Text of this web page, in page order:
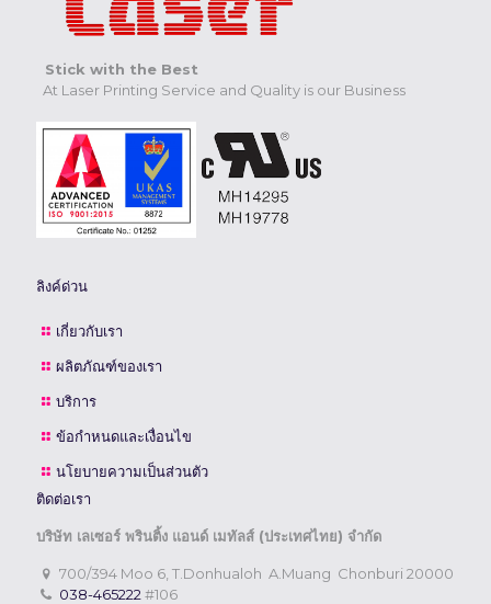
Stick with the Best
At Laser Printing Service and Quality is our Business
ลิงค์ด่วน
เกี่ยวกับเรา
ผลิตภัณฑ์ของเรา
บริการ
ข้อกำหนดและเงื่อนไข
นโยบายความเป็นส่วนตัว
ติดต่อเรา
บริษัท เลเซอร์ พรินติ้ง แอนด์ เมทัลส์ (ประเทศไทย) จำกัด
700/394 Moo 6, T.Donhualoh A.Muang Chonburi 20000
038-465222#106